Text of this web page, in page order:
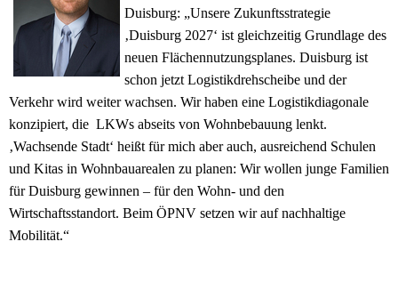
Duisburg: „Unsere Zukunftsstrategie
‚Duisburg 2027‘ ist gleichzeitig Grundlage des
neuen Flächennutzungsplanes. Duisburg ist
schon jetzt Logistikdrehscheibe und der
Verkehr wird weiter wachsen. Wir haben eine Logistikdiagonale
konzipiert, die LKWs abseits von Wohnbebauung lenkt.
‚Wachsende Stadt‘ heißt für mich aber auch, ausreichend Schulen
und Kitas in Wohnbauarealen zu planen: Wir wollen junge Familien
für Duisburg gewinnen – für den Wohn- und den
Wirtschaftsstandort. Beim ÖPNV setzen wir auf nachhaltige
Mobilität.“